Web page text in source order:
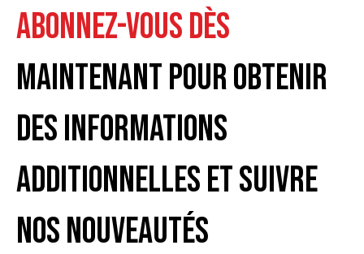
ABONNEZ-VOUS DÈS
MAINTENANT POUR OBTENIR
DES INFORMATIONS
ADDITIONNELLES ET SUIVRE
NOS NOUVEAUTÉS